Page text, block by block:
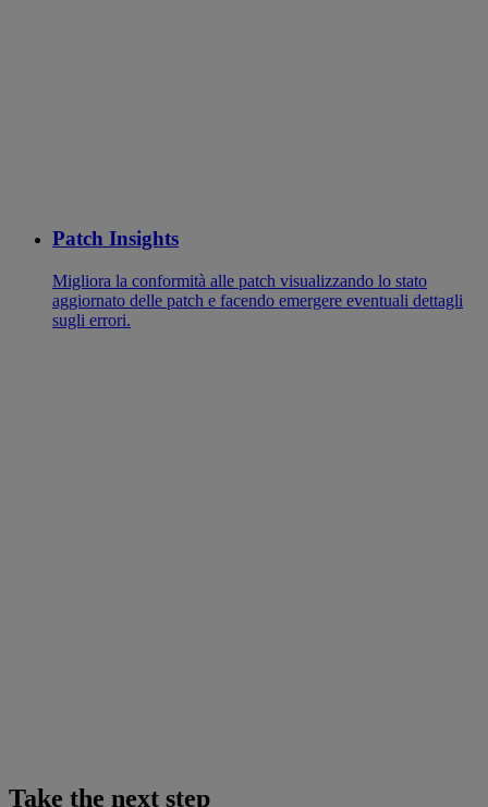
Patch Insights
Migliora la conformità alle patch visualizzando lo stato
aggiornato delle patch e facendo emergere eventuali dettagli
sugli errori.
Take the next step